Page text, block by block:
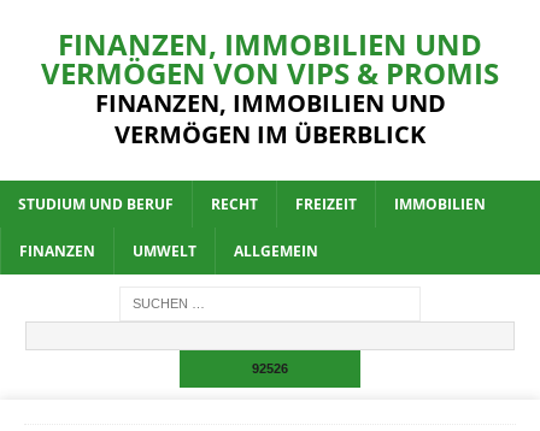
FINANZEN, IMMOBILIEN UND
VERMÖGEN VON VIPS & PROMIS
FINANZEN, IMMOBILIEN UND
VERMÖGEN IM ÜBERBLICK
STUDIUM UND BERUF RECHT FREIZEIT IMMOBILIEN
FINANZEN UMWELT ALLGEMEIN